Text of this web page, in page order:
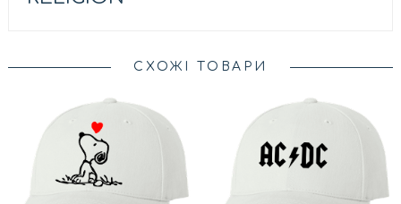
СХОЖІ ТОВАРИ